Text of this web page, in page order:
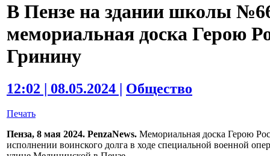
В Пензе на здании школы
мемориальная доска Герою
Гринину
12:02 | 08.05.2024 | Общество
Печать
Пенза, 8 мая 2024. PenzaNews. Мемориальная доска Герою
исполнении воинского долга в ходе специальной военной